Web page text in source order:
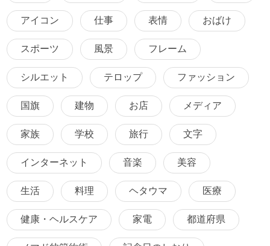
アイコン 仕事 表情 おばけ
スポーツ 風景 フレーム
シルエット テロップ ファッション
国旗 建物 お店 メディア
家族 学校 旅行 文字
インターネット 音楽 美容
生活 料理 ヘタウマ 医療
健康・ヘルスケア 家電 都道府県